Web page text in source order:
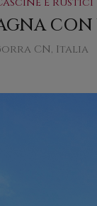
CN, Italia